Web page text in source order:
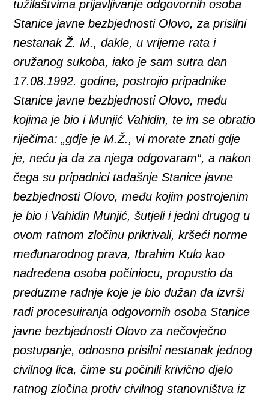
tužilaštvima prijavljivanje odgovornih osoba
Stanice javne bezbjednosti Olovo, za prisilni
nestanak Ž. M., dakle, u vrijeme rata i
oružanog sukoba, iako je sam sutra dan
17.08.1992. godine, postrojio pripadnike
Stanice javne bezbjednosti Olovo, među
kojima je bio i Munjić Vahidin, te im se obratio
riječima: „gdje je M.Ž., vi morate znati gdje
je, neću ja da za njega odgovaram“, a nakon
čega su pripadnici tadašnje Stanice javne
bezbjednosti Olovo, među kojim postrojenim
je bio i Vahidin Munjić, šutjeli i jedni drugog u
ovom ratnom zločinu prikrivali, kršeći norme
međunarodnog prava, Ibrahim Kulo kao
nadređena osoba počiniocu, propustio da
preduzme radnje koje je bio dužan da izvrši
radi procesuiranja odgovornih osoba Stanice
javne bezbjednosti Olovo za nečovječno
postupanje, odnosno prisilni nestanak jednog
civilnog lica, čime su počinili krivično djelo
ratnog zločina protiv civilnog stanovništva iz